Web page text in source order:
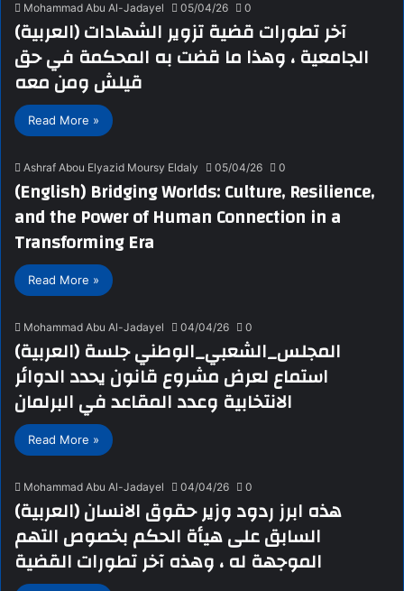
Mohammad Abu Al-Jadayel 05/04/26 0
(العربية) آخر تطورات قضية تزوير الشهادات
الجامعية ، وهذا ما قضت به المحكمة في حق
قيلش ومن معه
Read More »
Ashraf Abou Elyazid Moursy Eldaly 05/04/26 0
(English) Bridging Worlds: Culture, Resilience,
and the Power of Human Connection in a
Transforming Era
Read More »
Mohammad Abu Al-Jadayel 04/04/26 0
(العربية) المجلس_الشعبي_الوطني جلسة
استماع لعرض مشروع قانون يحدد الدوائر
الانتخابية وعدد المقاعد في البرلمان
Read More »
Mohammad Abu Al-Jadayel 04/04/26 0
(العربية) هذه ابرز ردود وزير حقوق الانسان
السابق على هيأة الحكم بخصوص التهم
الموجهة له ، وهذه آخر تطورات القضية